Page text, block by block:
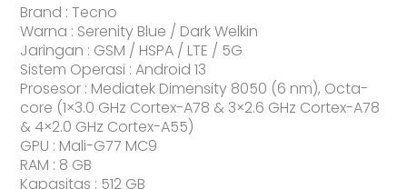
Brand : Tecno
Warna : Serenity Blue / Dark Welkin
Jaringan : GSM / HSPA / LTE / 5G
Sistem Operasi : Android 13
Prosesor : Mediatek Dimensity 8050 (6 nm), Octa-
core (1×3.0 GHz Cortex-A78 & 3×2.6 GHz Cortex-A78
& 4×2.0 GHz Cortex-A55)
GPU : Mali-G77 MC9
RAM : 8 GB
Kapasitas : 512 GB